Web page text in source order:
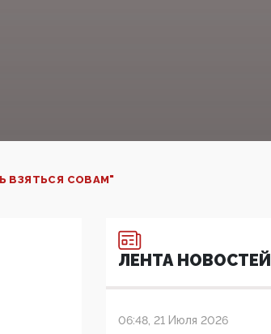
ВЗЯТЬСЯ СОВАМ"
ЛЕНТА НОВОСТЕЙ
06:48, 21 Июля 2026